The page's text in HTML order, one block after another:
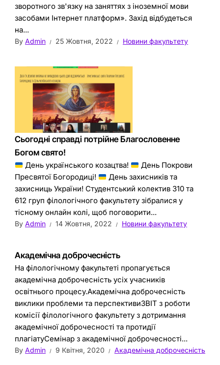
зворотного зв'язку на заняттях з іноземної мови
засобами Інтернет платформ». Захід відбудеться
на...
By Admin 25 Жовтня, 2022 Новини факультету
Сьогодні справді потрійне Благословенне
Богом свято!
День українського козацтва!
День Покрови
Пресвятої Богородиці!
День захисників та
захисниць України! Студентський колектив 310 та
612 груп філологічного факультету зібралися у
тісному онлайн колі, щоб поговорити...
By Admin 14 Жовтня, 2022 Новини факультету
Академічна доброчесність
На філологічному факультеті пропагується
академічна доброчесність усіх учасників
освітнього процесу.Академічна доброчесність
виклики проблеми та перспективиЗВІТ з роботи
комісії філологічного факультету з дотримання
академічної доброчесності та протидії
плагіатуСемінар з академічної доброчесності...
By Admin 9 Квітня, 2020 Академічна доброчесність